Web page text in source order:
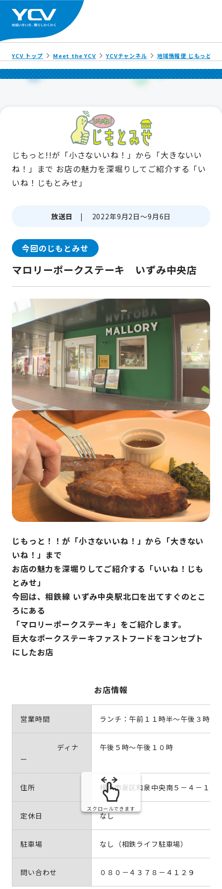
YCV トップ Meet the YCV YCVチャンネル 地域情報便 じもっと!!
じもっと!!が「小さないいね！」から「大きないい
ね！」まで お店の魅力を深堀りしてご紹介する「い
いね！じもとみせ」
放送日 | 2022年9月2日～9月6日
今回のじもとみせ
マロリーポークステーキ いずみ中央店
じもっと！！が「小さないいね！」から「大きない
いね！」まで
お店の魅力を深堀りしてご紹介する「いいね！じも
とみせ」
今回は、相鉄線 いずみ中央駅北口を出てすぐのとこ
ろにある
「マロリーポークステーキ」をご紹介します。
巨大なポークステーキファストフードをコンセプト
にしたお店
お店情報
営業時間 ランチ：午前１１時半～午後３時
ディナ
ー
午後５時～午後１０時
住所 横浜市泉区和泉中央南５－４－１３
定休日 なし
駐車場 なし（相鉄ライフ駐車場）
問い合わせ ０８０－４３７８－４１２９
スクロールできます